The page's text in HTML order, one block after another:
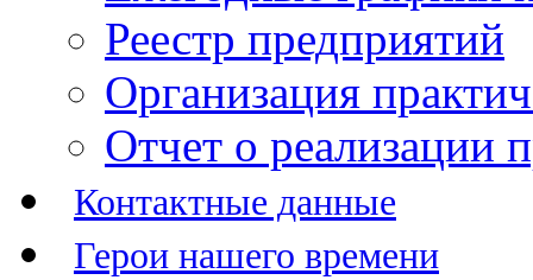
Реестр предприятий
Организация
Отчет о реализации
Контактные данные
Герои нашего времени